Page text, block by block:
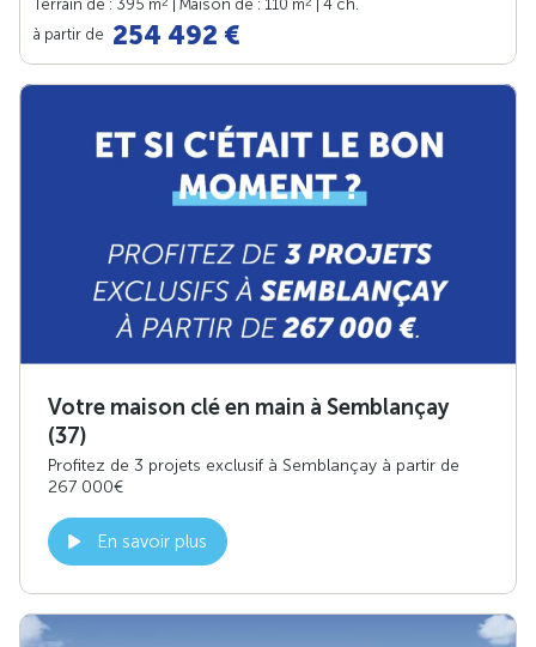
Terrain de : 395 m | Maison de : 110 m
| 4 ch.
à partir de 254 492 €
Votre maison clé en main à Semblançay
(37)
Profitez de 3 projets exclusif à Semblançay à partir de
267 000€
En savoir plus